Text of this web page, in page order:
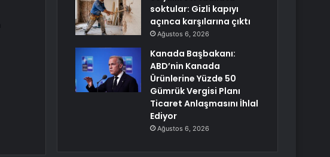
soktular: Gizli kapıyı
açınca karşılarına çıktı
Ağustos 6, 2026
Kanada Başbakanı:
ABD’nin Kanada
Ürünlerine Yüzde 50
Gümrük Vergisi Planı
Ticaret Anlaşmasını İhlal
Ediyor
Ağustos 6, 2026